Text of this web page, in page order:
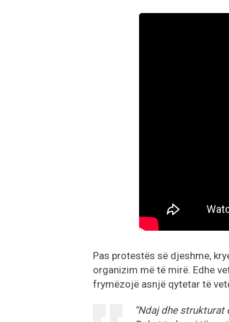
Pas protestës së djeshme,
organizim më të mirë. Edhe
frymëzojë asnjë qytetar të
“Ndaj dhe strukturat